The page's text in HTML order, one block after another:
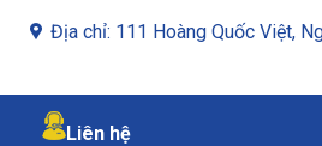
Địa chỉ: 111 Hoàng Quốc Việt,
Liên hệ